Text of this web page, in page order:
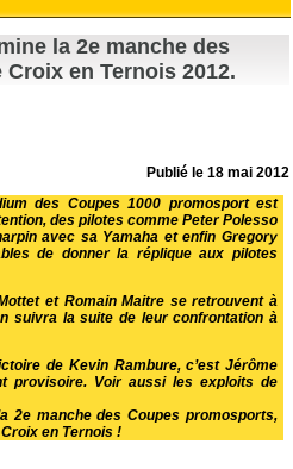
la 2e manche des
en Ternois 2012.
Publié le18 mai 2012
des Coupes 1000 promosport est
des pilotes comme Peter Polesso
avec sa Yamaha et enfin Gregory
de donner la réplique aux pilotes
et Romain Maitre se retrouvent à
suivra la suite de leur confrontation à
de Kevin Rambure, c’est Jérôme
provisoire. Voir aussi les exploits de
2e manche des Coupes promosports,
en Ternois !